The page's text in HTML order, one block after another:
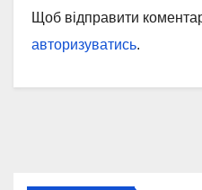
Щоб відправити
авторизуватись.